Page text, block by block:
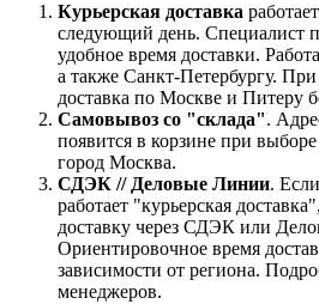
Курьерская доставка
следующий день. Специалист
удобное время доставки.
а также Санкт-Петербургу. При
доставка по Москве и Питеру
Самовывоз со "склада".
появится в корзине при
город Москва.
СДЭК // Деловые Линии.
работает "курьерская
доставку через СДЭК или
Ориентировочное время
зависимости от региона.
менеджеров.